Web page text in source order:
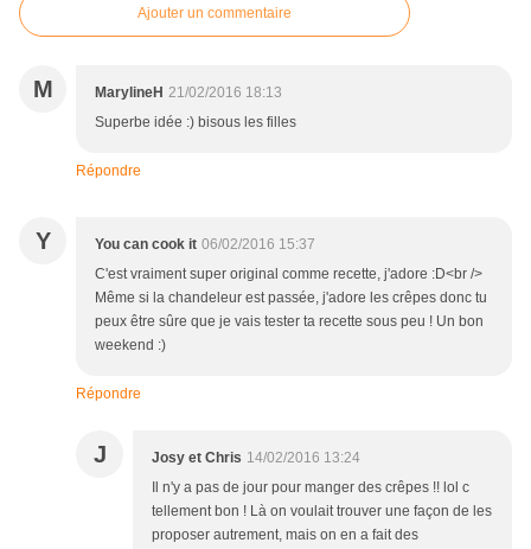
Ajouter un commentaire
M MarylineH 21/02/2016 18:13
Superbe idée :) bisous les filles
Répondre
Y You can cook it 06/02/2016 15:37
C'est vraiment super original comme recette, j'adore :D<br />
Même si la chandeleur est passée, j'adore les crêpes donc tu
peux être sûre que je vais tester ta recette sous peu ! Un bon
weekend :)
Répondre
J Josy et Chris 14/02/2016 13:24
Il n'y a pas de jour pour manger des crêpes !! lol c
tellement bon ! Là on voulait trouver une façon de les
proposer autrement, mais on en a fait des